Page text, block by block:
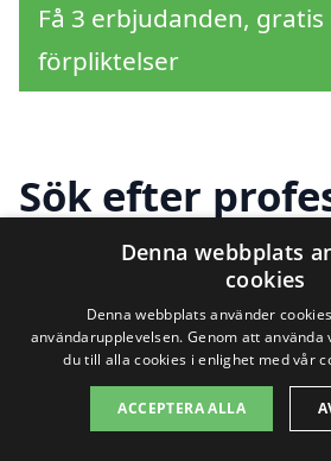
Få 3 erbjudanden,
förpliktelser
Sök efter
städhjälp i
nära Forserum
Att hitta städhjälp i
enkelt om du vet var du
Denna webbplats
cookies
Denna webbplats använder
användarupplevelsen. Genom att
du till alla cookies i enlighet med vår
ACCEPTERA ALLA